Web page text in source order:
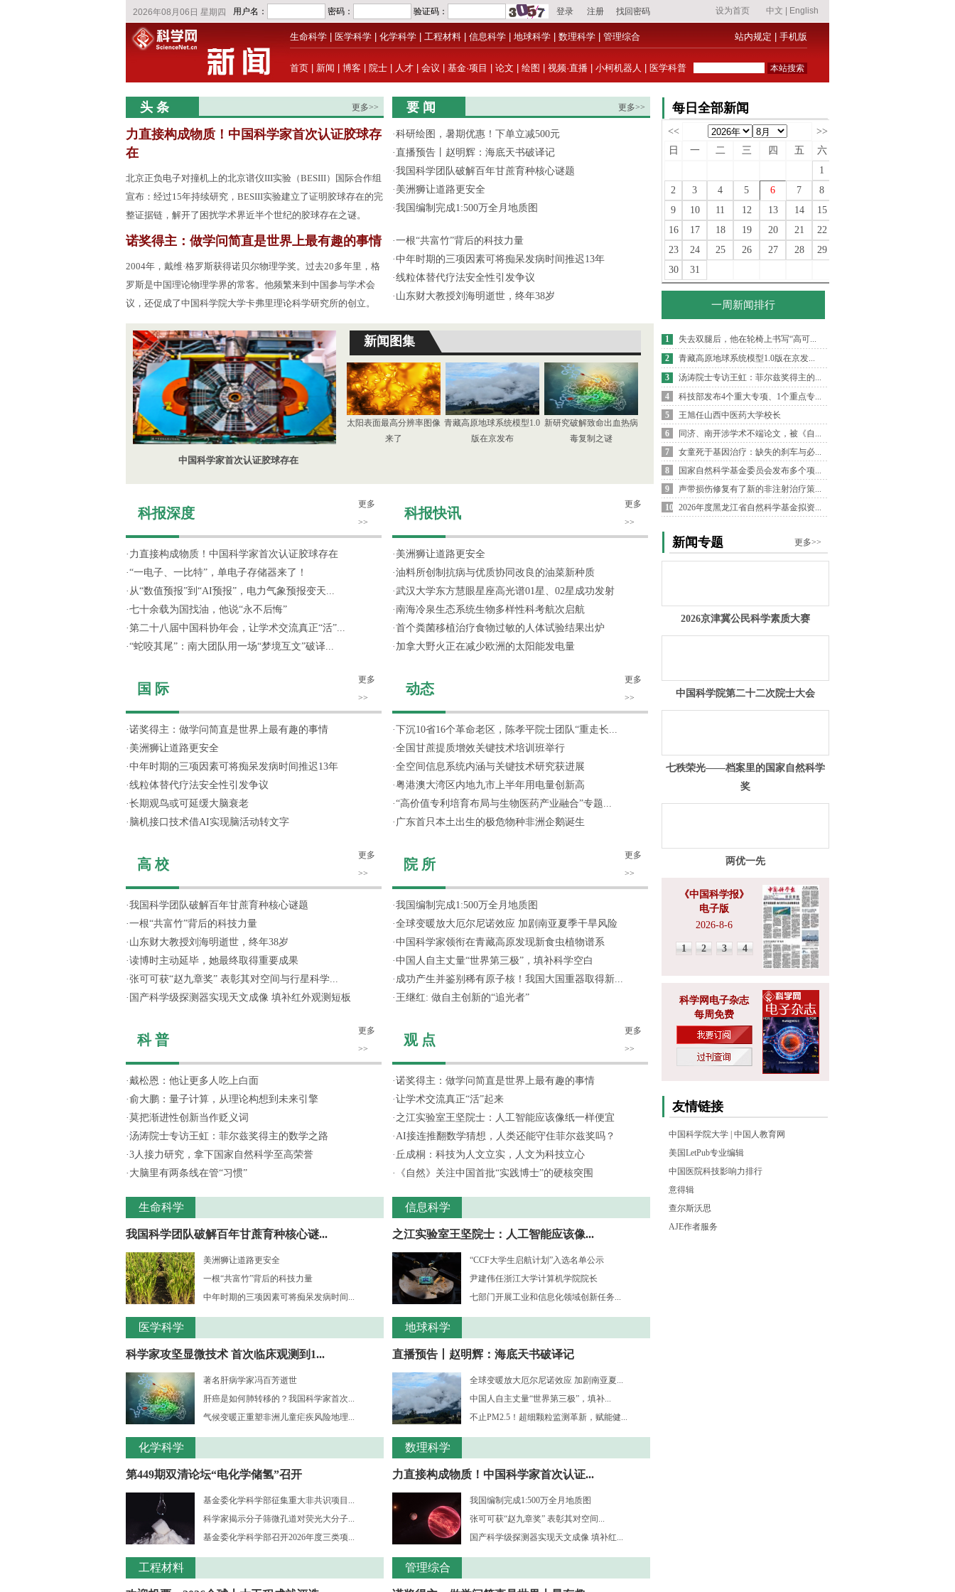
生命科学 医学科学 化学科学 工程材料 信息科学 地球科学 数理科学 管理综合 站内规定 手机版
首页 新闻 博客 院士 人才 会议 基金·项目 论文 绘图 视频·直播 小柯机器人 医学科普
头 条 更多>>
力直接构成物质！中国科学家首次认证胶球存
在
北京正负电子对撞机上的北京谱仪III实验（BESIII）国际合作组
宣布：经过15年持续研究，BESIII实验建立了证明胶球存在的完
整证据链，解开了困扰学术界近半个世纪的胶球存在之谜。
诺奖得主：做学问简直是世界上最有趣的事情
2004年，戴维·格罗斯获得诺贝尔物理学奖。过去20多年里，格
罗斯是中国理论物理学界的常客。他频繁来到中国参与学术会
议，还促成了中国科学院大学卡弗里理论科学研究所的创立。
要 闻 更多>>
·科研绘图，暑期优惠！下单立减500元
·直播预告丨赵明辉：海底天书破译记
·我国科学团队破解百年甘蔗育种核心谜题
· 美洲狮让道路更安全
·我国编制完成1:500万全月地质图
·一根“共富竹”背后的科技力量
·中年时期的三项因素可将痴呆发病时间推迟13年
·线粒体替代疗法安全性引发争议
· 山东财大教授刘海明逝世，终年38岁
中国科学家首次认证胶球存在
新闻图集
太阳表面最高分辨率图像
来了
青藏高原地球系统模型1.0
版在京发布
新研究破解致命出血热病
毒复制之谜
科报深度
更多
>>
· 力直接构成物质！中国科学家首次认证胶球存在
·“一电子、一比特”，单电子存储器来了！
· 从“数值预报”到“AI预报”，电力气象预报变天...
·七十余载为国找油，他说“永不后悔”
·第二十八届中国科协年会，让学术交流真正“活”...
·“蛇咬其尾”：南大团队用一场“梦境互文”破译...
国 际
更多
>>
·诺奖得主：做学问简直是世界上最有趣的事情
· 美洲狮让道路更安全
·中年时期的三项因素可将痴呆发病时间推迟13年
·线粒体替代疗法安全性引发争议
·长期观鸟或可延缓大脑衰老
· 脑机接口技术借AI实现脑活动转文字
高 校
更多
>>
·我国科学团队破解百年甘蔗育种核心谜题
·一根“共富竹”背后的科技力量
· 山东财大教授刘海明逝世，终年38岁
·读博时主动延毕，她最终取得重要成果
·张可可获“赵九章奖” 表彰其对空间与行星科学...
· 国产科学级探测器实现天文成像 填补红外观测短板
科 普
更多
>>
·戴松恩：他让更多人吃上白面
·俞大鹏：量子计算，从理论构想到未来引擎
·莫把渐进性创新当作贬义词
·汤涛院士专访王虹：菲尔兹奖得主的数学之路
·3人接力研究，拿下国家自然科学至高荣誉
· 大脑里有两条线在管“习惯”
生命科学
我国科学团队破解百年甘蔗育种核心谜...
美洲狮让道路更安全
一根“共富竹”背后的科技力量
中年时期的三项因素可将痴呆发病时间...
医学科学
科学家攻坚显微技术 首次临床观测到1...
著名肝病学家冯百芳逝世
肝癌是如何肺转移的？我国科学家首次...
气候变暖正重塑非洲儿童疟疾风险地理...
化学科学
第449期双清论坛“电化学储氢”召开
基金委化学科学部征集重大非共识项目...
科学家揭示分子筛微孔道对荧光大分子...
基金委化学科学部召开2026年度三类项...
工程材料
科报快讯
更多
>>
· 美洲狮让道路更安全
·油料所创制抗病与优质协同改良的油菜新种质
·武汉大学东方慧眼星座高光谱01星、02星成功发射
·南海冷泉生态系统生物多样性科考航次启航
·首个粪菌移植治疗食物过敏的人体试验结果出炉
· 加拿大野火正在减少欧洲的太阳能发电量
动态
更多
>>
·下沉10省16个革命老区，陈孝平院士团队“重走长...
·全国甘蔗提质增效关键技术培训班举行
·全空间信息系统内涵与关键技术研究获进展
·粤港澳大湾区内地九市上半年用电量创新高
·“高价值专利培育布局与生物医药产业融合”专题...
· 广东首只本土出生的极危物种非洲企鹅诞生
院 所
更多
>>
·我国编制完成1:500万全月地质图
·全球变暖放大厄尔尼诺效应 加剧南亚夏季干旱风险
·中国科学家领衔在青藏高原发现新食虫植物谱系
·中国人自主丈量“世界第三极”，填补科学空白
· 成功产生并鉴别稀有原子核！我国大国重器取得新...
· 王继红: 做自主创新的“追光者”
观 点
更多
>>
·诺奖得主：做学问简直是世界上最有趣的事情
·让学术交流真正“活”起来
· 之江实验室王坚院士：人工智能应该像纸一样便宜
·AI接连推翻数学猜想，人类还能守住菲尔兹奖吗？
· 丘成桐：科技为人文立实，人文为科技立心
·
《自然》关注中国首批“实践博士”的硬核突围
信息科学
之江实验室王坚院士：人工智能应该像...
“CCF大学生启航计划”入选名单公示
尹建伟任浙江大学计算机学院院长
七部门开展工业和信息化领域创新任务...
地球科学
直播预告丨赵明辉：海底天书破译记
全球变暖放大厄尔尼诺效应 加剧南亚夏...
中国人自主丈量“世界第三极”，填补...
不止PM2.5！超细颗粒监测革新，赋能健...
数理科学
力直接构成物质！中国科学家首次认证...
我国编制完成1:500万全月地质图
张可可获“赵九章奖” 表彰其对空间...
国产科学级探测器实现天文成像 填补红...
管理综合
每日全部新闻
<<
>>
日
一 二 三 四 五
六
1
2
3 4 5 6 7
8
9
10 11 12 13 14
15
16
17 18 19 20 21
22
23
24 25 26 27 28
29
30
31
一周新闻排行
1
失去双腿后，他在轮椅上书写“高可...
2
青藏高原地球系统模型1.0版在京发...
3
汤涛院士专访王虹：菲尔兹奖得主的...
4
科技部发布4个重大专项、1个重点专...
5
王旭任山西中医药大学校长
6
同济、南开涉学术不端论文，被《自...
7
女童死于基因治疗：缺失的刹车与必...
8
国家自然科学基金委员会发布多个项...
9
声带损伤修复有了新的非注射治疗策...
10 2026年度黑龙江省自然科学基金拟资...
新闻专题 更多>>
2026京津冀公民科学素质大赛
中国科学院第二十二次院士大会
七秩荣光——档案里的国家自然科学
奖
两优一先
《中国科学报》
电子版
2026-8-6
1 2 3 4
科学网电子杂志
每周免费
友情链接
中国科学院大学 中国人教育网
美国LetPub专业编辑
中国医院科技影响力排行
意得辑
查尔斯沃思
AJE作者服务